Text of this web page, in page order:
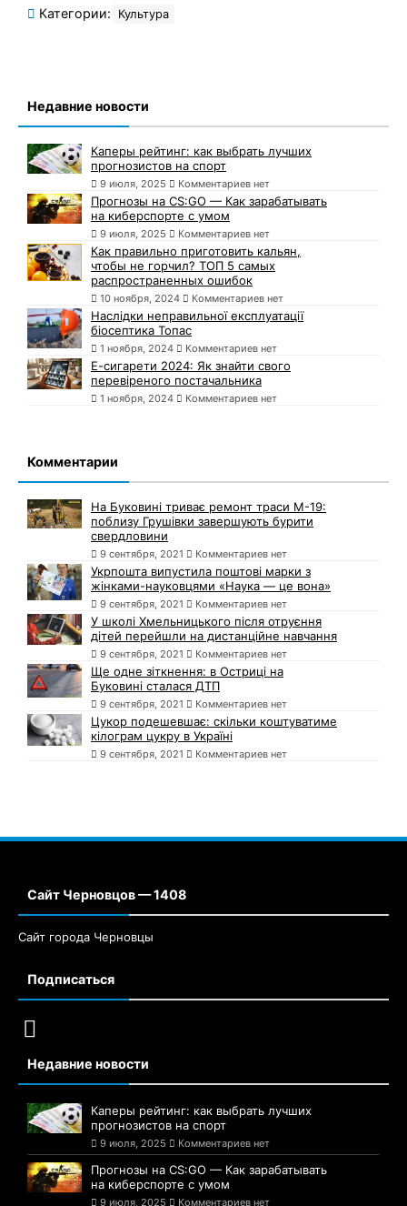
Категории: Культура
Недавние новости
Каперы рейтинг: как выбрать лучших
прогнозистов на спорт
9 июля, 2025 Комментариев нет
Прогнозы на CS:GO — Как зарабатывать
на киберспорте с умом
9 июля, 2025 Комментариев нет
Как правильно приготовить кальян,
чтобы не горчил? ТОП 5 самых
распространенных ошибок
10 ноября, 2024 Комментариев нет
Наслідки неправильної експлуатації
біосептика Топас
1 ноября, 2024 Комментариев нет
Е-сигарети 2024: Як знайти свого
перевіреного постачальника
1 ноября, 2024 Комментариев нет
Комментарии
На Буковині триває ремонт траси М-19:
поблизу Грушівки завершують бурити
свердловини
9 сентября, 2021 Комментариев нет
Укрпошта випустила поштові марки з
жінками-науковцями «Наука — це вона»
9 сентября, 2021 Комментариев нет
У школі Хмельницького після отруєння
дітей перейшли на дистанційне навчання
9 сентября, 2021 Комментариев нет
Ще одне зіткнення: в Остриці на
Буковині сталася ДТП
9 сентября, 2021 Комментариев нет
Цукор подешевшає: скільки коштуватиме
кілограм цукру в Україні
9 сентября, 2021 Комментариев нет
Сайт Черновцов — 1408
Сайт города Черновцы
Подписаться
Недавние новости
Каперы рейтинг: как выбрать лучших
прогнозистов на спорт
9 июля, 2025 Комментариев нет
Прогнозы на CS:GO — Как зарабатывать
на киберспорте с умом
9 июля, 2025 Комментариев нет